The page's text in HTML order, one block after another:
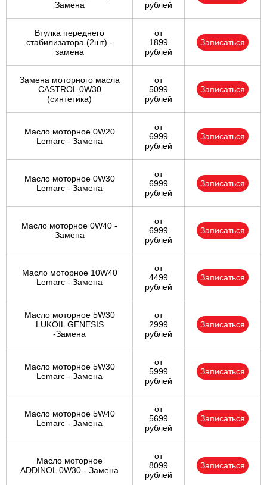
Сургут
Тольятти
Тула
Тюмень
Челябинск
Череповец
Ярославль
Замена
рублей
Втулка переднего
стабилизатора (2шт) -
замена
от
1899
рублей
Записаться
Замена моторного масла
CASTROL 0W30
(синтетика)
от
5099
рублей
Записаться
Масло моторное 0W20
Lemarc - Замена
от
6999
рублей
Записаться
Масло моторное 0W30
Lemarc - Замена
от
6999
рублей
Записаться
Масло моторное 0W40 -
Замена
от
6999
рублей
Записаться
Масло моторное 10W40
Lemarc - Замена
от
4499
рублей
Записаться
Масло моторное 5W30
LUKOIL GENESIS
-Замена
от
2999
рублей
Записаться
Масло моторное 5W30
Lemarc - Замена
от
5999
рублей
Записаться
Масло моторное 5W40
Lemarc - Замена
от
5699
рублей
Записаться
Масло моторное
ADDINOL 0W30 - Замена
от
8099
рублей
Записаться